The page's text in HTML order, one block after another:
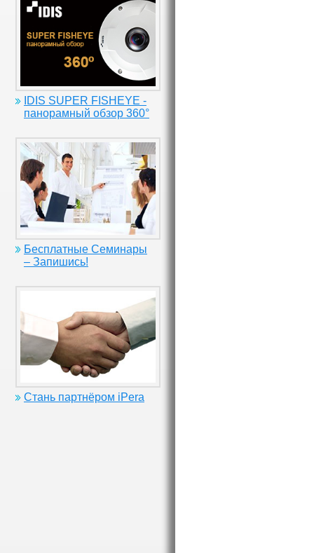
IDIS SUPER FISHEYE -
панорамный обзор 360°
Бесплатные Семинары
– Запишись!
Стань партнёром iPera